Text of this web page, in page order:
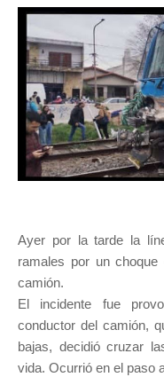
Ayer por la tarde la
ramales por un
camión.
El incidente fue
conductor del camión,
bajas, decidió cruzar
vida. Ocurrió en el paso